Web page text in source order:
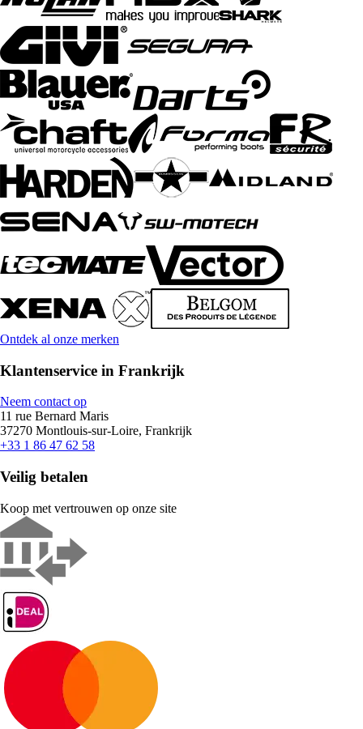
Ontdek al onze merken
Klantenservice in Frankrijk
Neem contact op
11 rue Bernard Maris
37270 Montlouis-sur-Loire, Frankrijk
+33 1 86 47 62 58
Veilig betalen
Koop met vertrouwen op onze site